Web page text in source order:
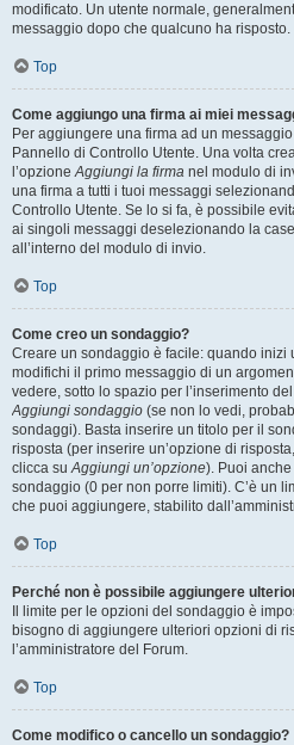
modificato. Un utente normale,
messaggio dopo che qualcuno ha risposto.
Top
Come aggiungo una firma ai miei
Per aggiungere una firma ad un
Pannello di Controllo Utente. Una volta
l’opzioneAggiungi la firma nel modulo di
una firma a tutti i tuoi messaggi
Controllo Utente. Se lo si fa, è possibile
ai singoli messaggi deselezionando la
all’interno del modulo di invio.
Top
Come creo un sondaggio?
Creare un sondaggio è facile: quando inizi
modifichi il primo messaggio di un
vedere, sotto lo spazio per l’inserimento
Aggiungi sondaggio (se non lo vedi,
sondaggi). Basta inserire un titolo per il
risposta (per inserire un’opzione di
clicca suAggiungi un’opzione). Puoi
sondaggio (0 per non porre limiti). C’è un
che puoi aggiungere, stabilito
Top
Perché non è possibile aggiungere
Il limite per le opzioni del sondaggio è
bisogno di aggiungere ulteriori opzioni di
l’amministratore del Forum.
Top
Come modifico o cancello un sondaggio?